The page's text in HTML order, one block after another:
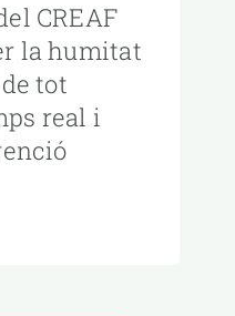
CREAF
la humitat
tot
real i